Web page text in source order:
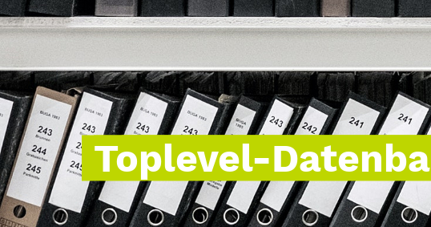
Toplevel-